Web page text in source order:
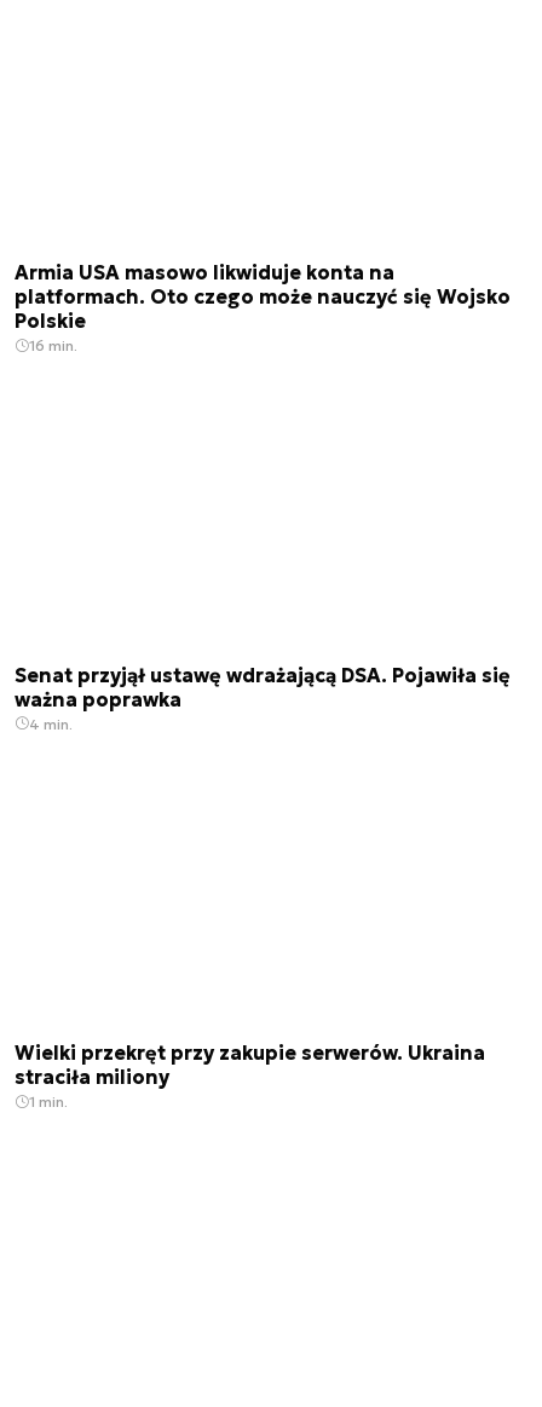
Armia USA masowo likwiduje konta na
platformach. Oto czego może nauczyć się Wojsko
Polskie
16 min.
Senat przyjął ustawę wdrażającą DSA. Pojawiła się
ważna poprawka
4 min.
Wielki przekręt przy zakupie serwerów. Ukraina
straciła miliony
1 min.